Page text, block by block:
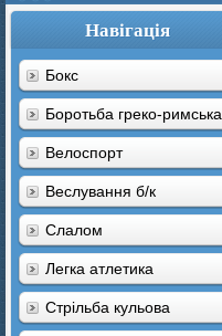
Навігація
Бокс
Боротьба греко-римська
Велоспорт
Веслування б/к
Cлалом
Легка атлетика
Стрільба кульова